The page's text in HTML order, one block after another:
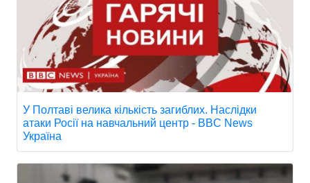
У Полтаві велика кількість загиблих. Наслідки
атаки Росії на навчальний центр - BBC News
Україна